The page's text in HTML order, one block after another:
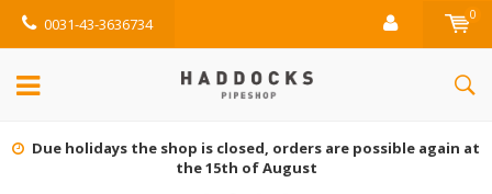
0031-43-3636734 0
Gratis retourneren (NL)